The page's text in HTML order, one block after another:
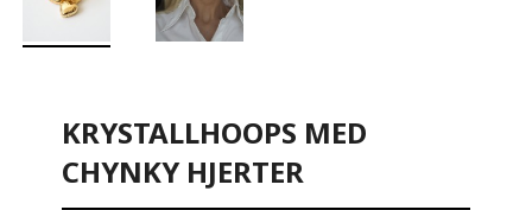
KRYSTALLHOOPS MED
CHYNKY HJERTER